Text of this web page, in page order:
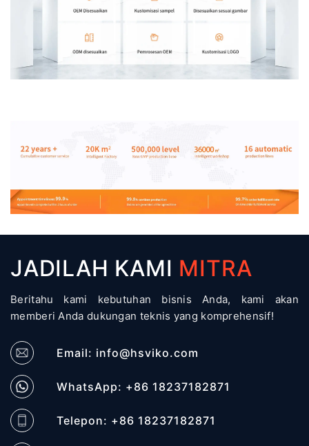
JADILAH KAMI MITRA
Beritahu kami kebutuhan bisnis Anda, kami akan
memberi Anda dukungan teknis yang komprehensif!
Email: info@hsviko.com
WhatsApp: +86 18237182871
Telepon: +86 18237182871